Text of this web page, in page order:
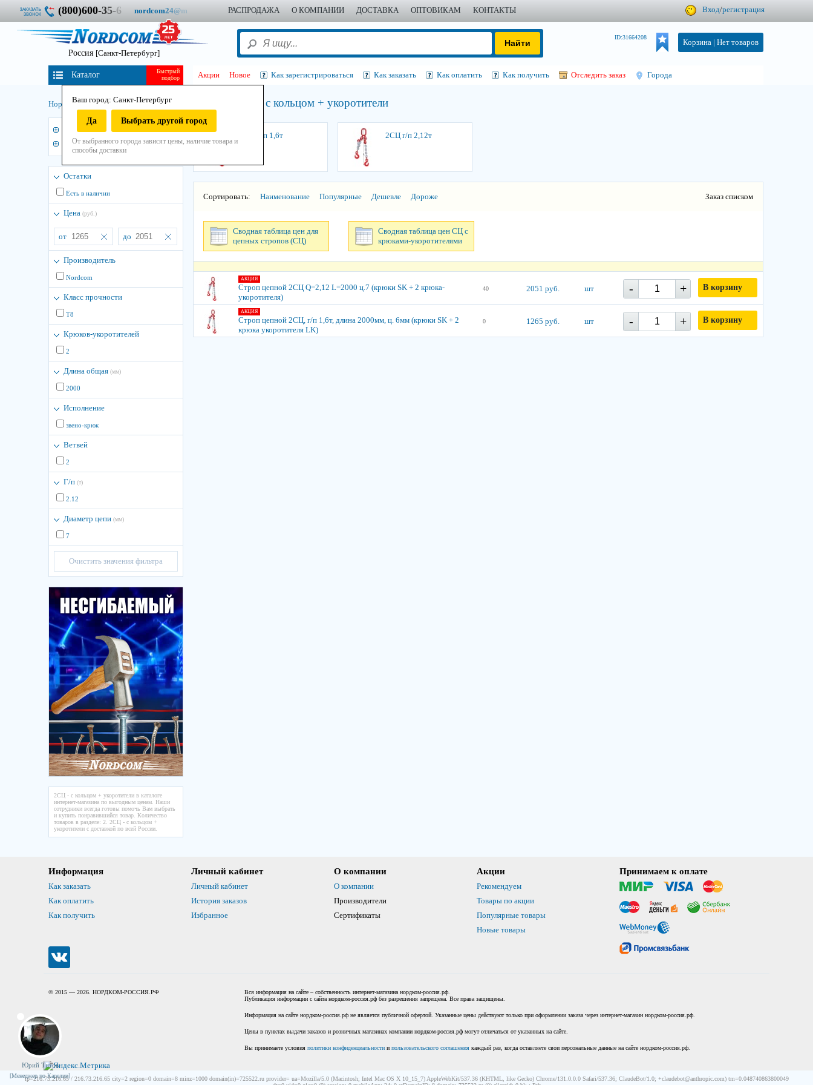
Юрий Титов
[Менеджер по Карелии]
(800)600-35-6 nordcom24@m РАСПРОДАЖА О КОМПАНИИ ДОСТАВКА ОПТОВИКАМ КОНТАКТЫ Вход/регистрация
Россия [Санкт-Петербург]
Ваш город: Санкт-Петербург
Да Выбрать другой город
От выбранного города зависят цены, наличие товара и
способы доставки
Корзина | Нет товаров
ID:31664208
Быстрый
подбор
Каталог Акции Новое Как зарегистрироваться Как заказать Как оплатить Как получить Отследить заказ Города
Нордком/Стропы/ Строп цепной/Двухветвевой строп 2СЦ - с кольцом + укоротители
2СЦ г/п 2,12т
2СЦ г/п 1,6т
Остатки
Есть в наличии
Цена (руб.)
от до
Производитель
Nordcom
Класс прочности
Т8
Крюков-укоротителей
2
Длина общая (мм)
2000
Исполнение
звено-крюк
Ветвей
2
Г/п (т)
2.12
Диаметр цепи (мм)
7
Очистить значения фильтра
2СЦ - с кольцом + укоротители в каталоге
интернет-магазина по выгодным ценам. Наши
сотрудники всегда готовы помочь Вам выбрать
и купить понравившийся товар. Количество
товаров в разделе: 2. 2СЦ - с кольцом +
укоротители с доставкой по всей России.
3
2СЦ г/п 1,6т 2СЦ г/п 2,12т
Сортировать: Наименование Популярные Дешевле Дороже Заказ списком
Сводная таблица цен для
цепных стропов (СЦ)
Сводная таблица цен СЦ с
крюками-укоротителями
АКЦИЯ
Строп цепной 2СЦ Q=2,12 L=2000 ц.7 (крюки SK + 2 крюка-
укоротителя)
40 2051 руб. шт - + В корзину
АКЦИЯ
Строп цепной 2СЦ, г/п 1,6т, длина 2000мм, ц. 6мм (крюки SK + 2
крюка укоротителя LK)
0 1265 руб. шт - + В корзину
Информация
Как заказать
Как оплатить
Как получить
Личный кабинет
Личный кабинет
История заказов
Избранное
О компании
О компании
Производители
Сертификаты
Акции
Рекомендуем
Товары по акции
Популярные товары
Новые товары
Принимаем к оплате
© 2015 — 2026. НОРДКОМ-РОССИЯ.РФ
Вся информация на сайте – собственность интернет-магазина нордком-россия.рф.
Публикация информации с сайта нордком-россия.рф без разрешения запрещена. Все права защищены.
Информация на сайте нордком-россия.рф не является публичной офертой. Указанные цены действуют только при оформлении заказа через интернет-магазин нордком-россия.рф.
Цены в пунктах выдачи заказов и розничных магазинах компании нордком-россия.рф могут отличаться от указанных на сайте.
Вы принимаете условия политики конфиденциальности и пользовательского соглашения каждый раз, когда оставляете свои персональные данные на сайте нордком-россия.рф.
ip=216.73.216.65 / 216.73.216.65 city=2 region=0 domain=8 minz=1000 domain(in)=725522.ru provider= ua=Mozilla/5.0 (Macintosh; Intel Mac OS X 10_15_7) AppleWebKit/537.36 (KHTML, like Gecko) Chrome/131.0.0.0 Safari/537.36; ClaudeBot/1.0; +claudebot@anthropic.com) tm=0.048740863800049